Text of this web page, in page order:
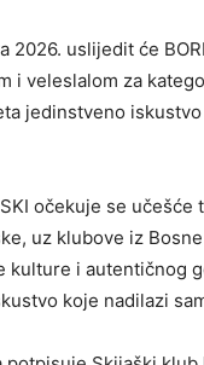
2026. uslijedit će
i veleslalom za
jedinstveno
očekuje se
uz klubove iz
kulture i autentičnog
koje nadilazi